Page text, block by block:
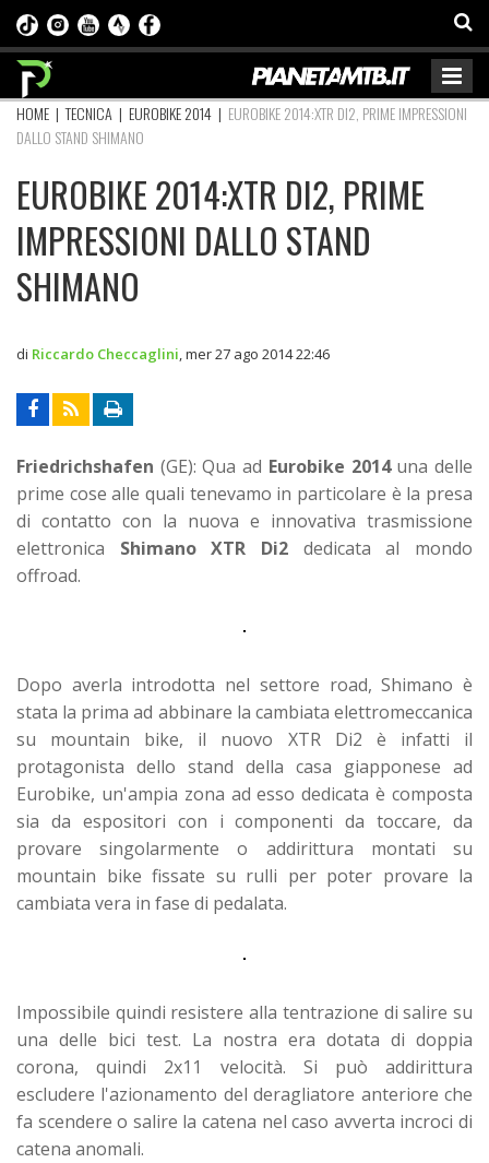
HOME |TECNICA | EUROBIKE 2014 | EUROBIKE 2014:XTR DI2, PRIME IMPRESSIONI
DALLO STAND SHIMANO
EUROBIKE 2014:XTR DI2, PRIME
IMPRESSIONI DALLO STAND
SHIMANO
di Riccardo Checcaglini mer 27 ago 2014 22:46
Friedrichshafen (GE): Qua ad Eurobike 2014una delle
prime cose alle quali tenevamo in particolare è la presa
di contatto con la nuova e innovativa trasmissione
elettronica Shimano XTR Di2 dedicata al mondo
offroad.
Dopo averla introdotta nel settore road, Shimano è
stata la prima ad abbinare la cambiata elettromeccanica
su mountain bike, il nuovo XTR Di2 è infatti il
protagonista dello stand della casa giapponese ad
Eurobike, un'ampia zona ad esso dedicata è composta
sia da espositori con i componenti da toccare, da
provare singolarmente o addirittura montati su
mountain bike fissate su rulli per poter provare la
cambiata vera in fase di pedalata.
Impossibile quindi resistere alla tentrazione di salire su
una delle bici test. La nostra era dotata di doppia
corona, quindi 2x11 velocità. Si può addirittura
escludere l'azionamento del deragliatore anteriore che
fa scendere o salire la catena nel caso avverta incroci di
catena anomali.